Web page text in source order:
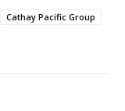
Cathay Pacific Group